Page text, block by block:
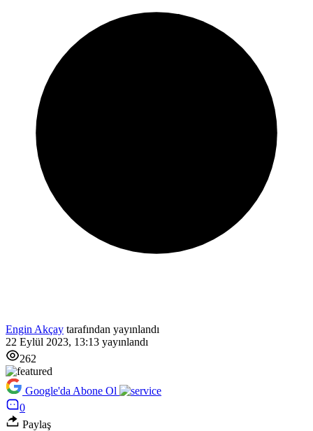
Engin Akçay tarafından yayınlandı
22 Eylül 2023, 13:13 yayınlandı
262
Google'da Abone Ol
0
Paylaş